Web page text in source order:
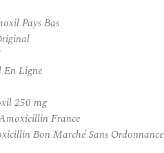
Pays Bas
En Ligne
250 mg
France
Bon Marché Sans Ordonnance